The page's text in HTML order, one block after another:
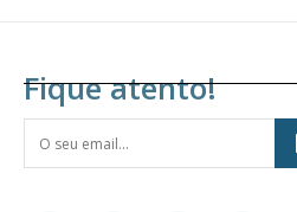
Fique atento!